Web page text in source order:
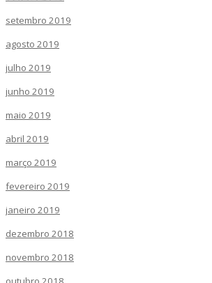
setembro 2019
agosto 2019
julho 2019
junho 2019
maio 2019
abril 2019
março 2019
fevereiro 2019
janeiro 2019
dezembro 2018
novembro 2018